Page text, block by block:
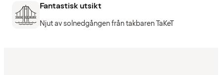
Fantastisk utsikt
Njut av solnedgången från takbaren TaKeT